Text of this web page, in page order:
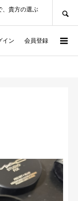
、貴方の選ぶ
イン 会員登録